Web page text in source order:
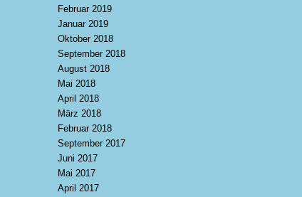
Februar 2019
Januar 2019
Oktober 2018
September 2018
August 2018
Mai 2018
April 2018
März 2018
Februar 2018
September 2017
Juni 2017
Mai 2017
April 2017